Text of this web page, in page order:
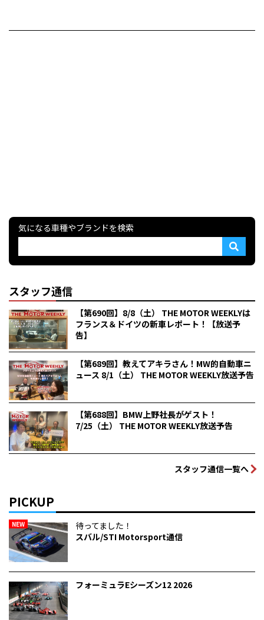
気になる車種やブランドを検索
スタッフ通信
【第690回】8/8（土） THE MOTOR WEEKLYは
フランス＆ドイツの新車レポート！【放送予
告】
【第689回】教えてアキラさん！MW的自動車ニ
ュース 8/1（土） THE MOTOR WEEKLY放送予告
【第688回】BMW上野社長がゲスト！
7/25（土） THE MOTOR WEEKLY放送予告
スタッフ通信一覧へ
PICKUP
NEW
待ってました！
スバル/STI Motorsport通信
フォーミュラEシーズン12 2026